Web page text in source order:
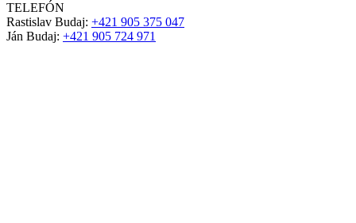
TELEFÓN
Rastislav Budaj: +421 905 375 047
Ján Budaj: +421 905 724 971